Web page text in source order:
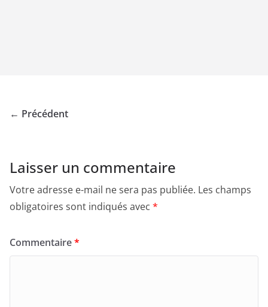
← Précédent
Laisser un commentaire
Votre adresse e-mail ne sera pas publiée. Les champs
obligatoires sont indiqués avec *
Commentaire*